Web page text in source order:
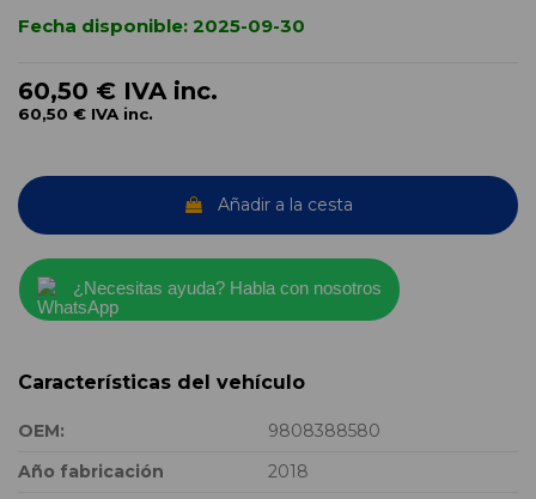
Fecha disponible: 2025-09-30
60,50 € IVA inc.
60,50 € IVA inc.
Añadir a la cesta
¿Necesitas ayuda? Habla con nosotros
Características del vehículo
OEM:
9808388580
Año fabricación
2018